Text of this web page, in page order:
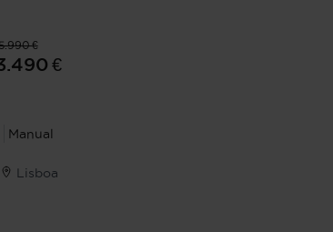
€
€
Manual
Lisboa